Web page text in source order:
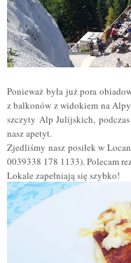
Ponieważ była już pora
z balkonów z widokiem na
szczyty Alp Julijskich,
nasz apetyt.
Zjedliśmy nasz posiłek w
0039338 178 1133). Polecam
Lokale zapełniają się szybko!